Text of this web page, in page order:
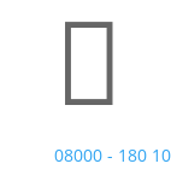

08000 - 180